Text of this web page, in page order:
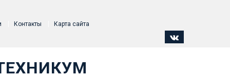
Контакты Карта сайта